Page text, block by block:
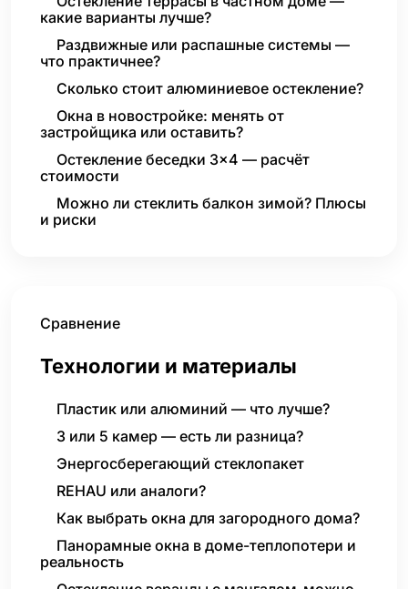
какие варианты лучше?
Раздвижные или распашные системы —
что практичнее?
Сколько стоит алюминиевое остекление?
Окна в новостройке: менять от
застройщика или оставить?
Остекление беседки 3×4 — расчёт
стоимости
Можно ли стеклить балкон зимой? Плюсы
и риски
Сравнение
Технологии и материалы
Пластик или алюминий — что лучше?
3 или 5 камер — есть ли разница?
Энергосберегающий стеклопакет
REHAU или аналоги?
Как выбрать окна для загородного дома?
Панорамные окна в доме-теплопотери и
реальность